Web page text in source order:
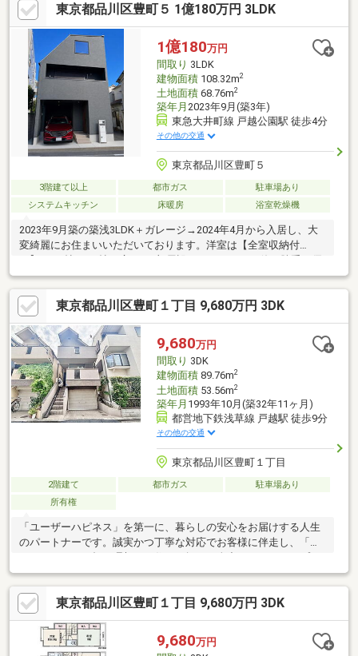
東京都品川区豊町５ 1億180万円 3LDK
1億180万円
間取り 3LDK
建物面積108.32m2
土地面積68.76m2
築年月 2023年9月(築3年)
東急大井町線 戸越公園駅 徒歩4分
その他の交通
東京都品川区豊町５
3階建て以上 都市ガス
駐車場あり
システムキッチン
床暖房 浴室乾燥機
2023年9月築の築浅3LDK＋ガレージ→2024年4月から入居し、大
変綺麗にお住まいいただいております。洋室は【全室収納付
れた間取りです。東急大井町線「戸越公園」駅徒歩4分の好立地。
約20.6帖の開放的なLDKを中心に、家族がゆったり過ごせる住空
間を実現しました。スーパーや公園、教育施設も徒歩圏に揃い、
子育て世帯にもおすすめ。大型車も可能な駐車スペース付きで利
便性と快適性を兼ね備えた一邸です。
東京都品川区豊町１丁目 9,680万円 3DK
9,680万円
間取り 3DK
建物面積89.76m2
土地面積53.56m2
築年月 1993年10月(築32年11ヶ月)
都営地下鉄浅草線 戸越駅 徒歩9分
その他の交通
東京都品川区豊町１丁目
2階建て 都市ガス
駐車場あり
所有権
「ユーザーハピネス」を第一に、暮らしの安心をお届けする人生
のパートナーです。誠実かつ丁寧な対応でお客様に伴走し、「あ
せていただきます。
東京都品川区豊町１丁目 9,680万円 3DK
9,680万円